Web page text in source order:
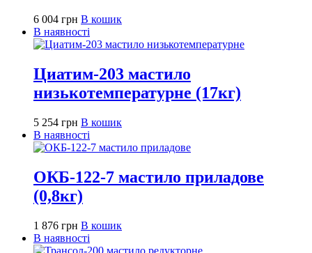
6 004 грн В кошик
В наявності
Циатим-203 мастило
низькотемпературне (17кг)
5 254 грн В кошик
В наявності
ОКБ-122-7 мастило приладове
(0,8кг)
1 876 грн В кошик
В наявності